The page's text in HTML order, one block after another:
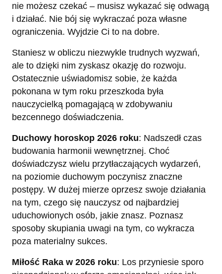
nie możesz czekać – musisz wykazać się odwagą
i działać. Nie bój się wykraczać poza własne
ograniczenia. Wyjdzie Ci to na dobre.
Staniesz w obliczu niezwykle trudnych wyzwań,
ale to dzięki nim zyskasz okazję do rozwoju.
Ostatecznie uświadomisz sobie, że każda
pokonana w tym roku przeszkoda była
nauczycielką pomagającą w zdobywaniu
bezcennego doświadczenia.
Duchowy horoskop 2026 roku: Nadszedł czas
budowania harmonii wewnętrznej. Choć
doświadczysz wielu przytłaczających wydarzeń,
na poziomie duchowym poczynisz znaczne
postępy. W dużej mierze oprzesz swoje działania
na tym, czego się nauczysz od najbardziej
uduchowionych osób, jakie znasz. Poznasz
sposoby skupiania uwagi na tym, co wykracza
poza materialny sukces.
Miłość Raka w 2026 roku: Los przyniesie sporo